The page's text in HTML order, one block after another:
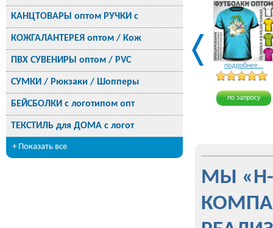
КАНЦТОВАРЫ оптом РУЧКИ с
КОЖГАЛАНТЕРЕЯ оптом / Кож
ПВХ СУВЕНИРЫ оптом / PVC
СУМКИ / Рюкзаки / Шопперы
БЕЙСБОЛКИ с логотипом опт
ТЕКСТИЛЬ для ДОМА с логот
+ Показать все
подробнее...
по запросу
МЫ